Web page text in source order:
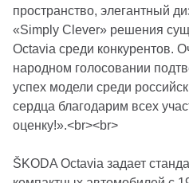
пространство, элегантный
«Simply Clever» решения
Octavia среди конкурентов.
народном голосовании
успех модели среди
сердца благодарим всех
оценку!».<br><br>
ŠKODA Octavia задает